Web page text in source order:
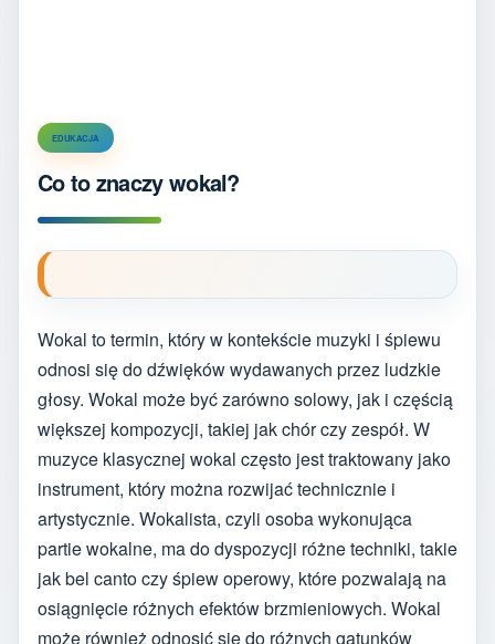
EDUKACJA
Co to znaczy wokal?
Wokal to termin, który w kontekście muzyki i śpiewu
odnosi się do dźwięków wydawanych przez ludzkie
głosy. Wokal może być zarówno solowy, jak i częścią
większej kompozycji, takiej jak chór czy zespół. W
muzyce klasycznej wokal często jest traktowany jako
instrument, który można rozwijać technicznie i
artystycznie. Wokalista, czyli osoba wykonująca
partie wokalne, ma do dyspozycji różne techniki, takie
jak bel canto czy śpiew operowy, które pozwalają na
osiągnięcie różnych efektów brzmieniowych. Wokal
może również odnosić się do różnych gatunków